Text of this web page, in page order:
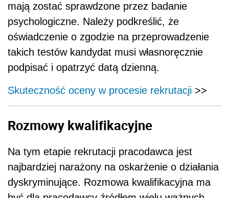
mają zostać sprawdzone przez badanie
psychologiczne. Należy podkreślić, że
oświadczenie o zgodzie na przeprowadzenie
takich testów kandydat musi własnoręcznie
podpisać i opatrzyć datą dzienną.
Skuteczność oceny w procesie rekrutacji >>
Rozmowy kwalifikacyjne
Na tym etapie rekrutacji pracodawca jest
najbardziej narażony na oskarżenie o działania
dyskryminujące. Rozmowa kwalifikacyjna ma